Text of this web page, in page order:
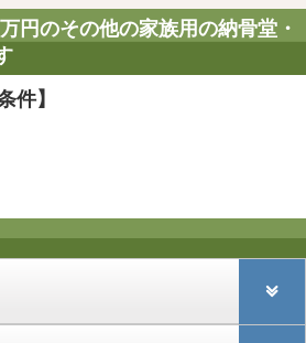
円のその他の家族用の納骨堂・
件】